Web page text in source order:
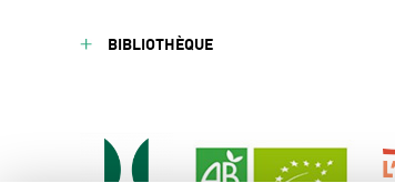
BIBLIOTHÈQUE